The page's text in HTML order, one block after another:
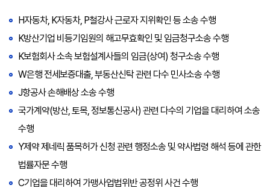
H자동차, K자동차, P철강사 근로자 지위확인 등 소송 수행
K방산기업 비등기임원의 해고무효확인 및 임금청구소송 수행
K보험회사 소속 보험설계사들의 임금(상여) 청구소송 수행
W은행 전세보증대출, 부동산신탁 관련 다수 민사소송 수행
J항공사 손해배상 소송 수행
국가계약(방산, 토목, 정보통신공사) 관련 다수의 기업을 대리하여 소송
수행
Y제약 제네릭 품목허가 신청 관련 행정소송 및 약사법령 해석 등에 관한
법률자문 수행
C기업을 대리하여 가맹사업법위반 공정위 사건 수행